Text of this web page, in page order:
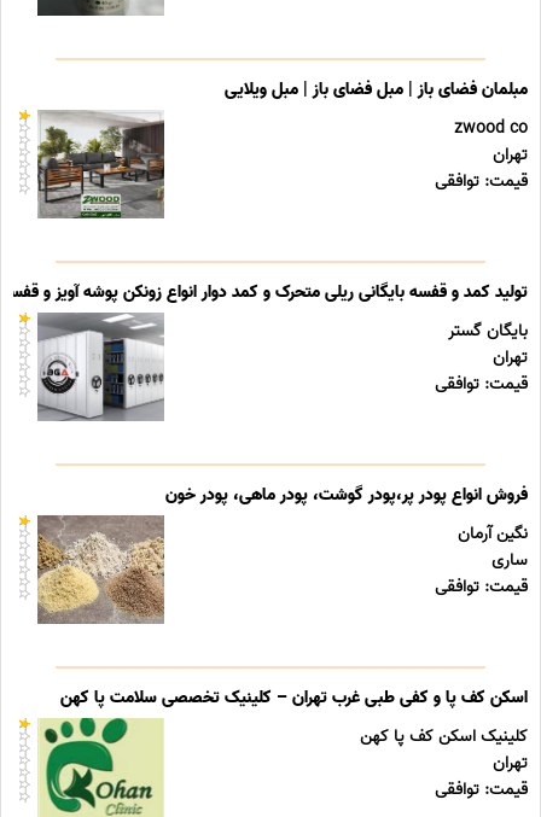
مبلمان فضای باز | مبل فضای باز | مبل ویلایی
zwood co
تهران
قیمت: توافقی
تولید کمد و قفسه بایگانی ریلی متحرک و کمد دوار انواع زونکن پوشه آویز و قفسه
بایگان گستر
تهران
قیمت: توافقی
فروش انواع پودر پر،پودر گوشت، پودر ماهی، پودر خون
نگین آرمان
ساری
قیمت: توافقی
اسکن کف پا و کفی طبی غرب تهران – کلینیک تخصصی سلامت پا کهن
کلینیک اسکن کف پا کهن
تهران
قیمت: توافقی